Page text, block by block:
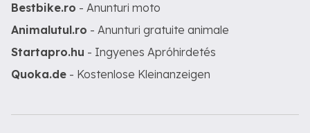
Bestbike.ro - Anunturi moto
Animalutul.ro - Anunturi gratuite animale
Startapro.hu - Ingyenes Apróhirdetés
Quoka.de - Kostenlose Kleinanzeigen